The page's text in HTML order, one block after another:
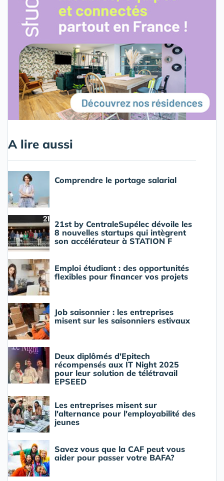
A lire aussi
Comprendre le portage salarial
21st by CentraleSupélec dévoile les
8 nouvelles startups qui intègrent
son accélérateur à STATION F
Emploi étudiant : des opportunités
flexibles pour financer vos projets
Job saisonnier : les entreprises
misent sur les saisonniers estivaux
Deux diplômés d'Epitech
récompensés aux IT Night 2025
pour leur solution de télétravail
EPSEED
Les entreprises misent sur
l'alternance pour l'employabilité des
jeunes
Savez vous que la CAF peut vous
aider pour passer votre BAFA?